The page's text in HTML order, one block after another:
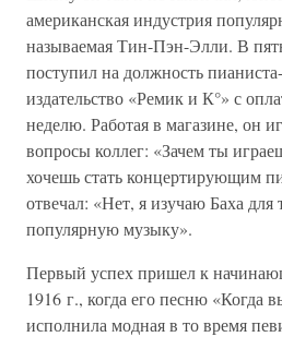
американская индустрия
называемая Тин-Пэн-Элли. В
поступил на должность
издательство «Ремик и К°» с
неделю. Работая в магазине, он
вопросы коллег: «Зачем ты
хочешь стать концертирующим
отвечал: «Нет, я изучаю Баха для
популярную музыку».
Первый успех пришел к
1916 г., когда его песню «Когда
исполнила модная в то время